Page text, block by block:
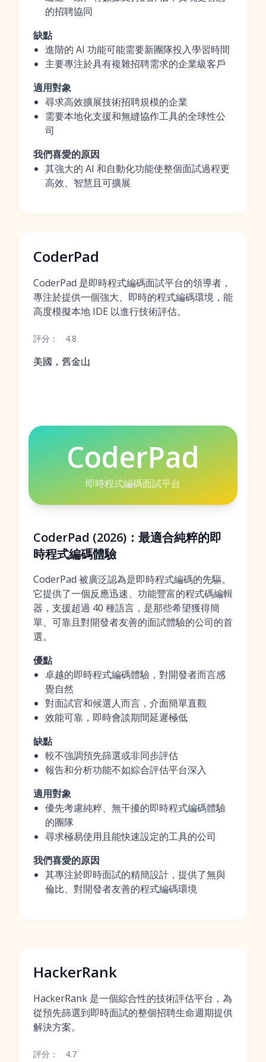
的招聘協同
缺點
進階的 AI 功能可能需要新團隊投入學習時間
主要專注於具有複雜招聘需求的企業級客戶
適用對象
尋求高效擴展技術招聘規模的企業
需要本地化支援和無縫協作工具的全球性公
司
我們喜愛的原因
其強大的 AI 和自動化功能使整個面試過程更
高效、智慧且可擴展
CoderPad
CoderPad 是即時程式編碼面試平台的領導者，
專注於提供一個強大、即時的程式編碼環境，能
高度模擬本地 IDE 以進行技術評估。
評分： 4.8
美國，舊金山
CoderPad
即時程式編碼面試平台
CoderPad (2026)：最適合純粹的即
時程式編碼體驗
CoderPad 被廣泛認為是即時程式編碼的先驅。
它提供了一個反應迅速、功能豐富的程式碼編輯
器，支援超過 40 種語言，是那些希望獲得簡
單、可靠且對開發者友善的面試體驗的公司的首
選。
優點
卓越的即時程式編碼體驗，對開發者而言感
覺自然
對面試官和候選人而言，介面簡單直觀
效能可靠，即時會談期間延遲極低
缺點
較不強調預先篩選或非同步評估
報告和分析功能不如綜合評估平台深入
適用對象
優先考慮純粹、無干擾的即時程式編碼體驗
的團隊
尋求極易使用且能快速設定的工具的公司
我們喜愛的原因
其專注於即時面試的精簡設計，提供了無與
倫比、對開發者友善的程式編碼環境
HackerRank
HackerRank 是一個綜合性的技術評估平台，為
從預先篩選到即時面試的整個招聘生命週期提供
解決方案。
評分： 4.7